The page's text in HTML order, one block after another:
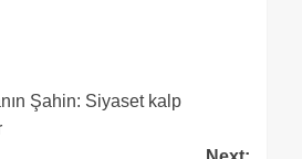
Şahin: Siyaset kalp